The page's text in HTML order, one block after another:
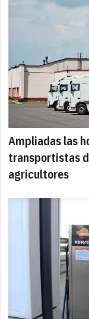
Ampliadas las
transportistas
agricultores